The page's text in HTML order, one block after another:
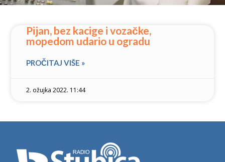
Pijan, bez kacige i vozačke,
mopedom udario u ogradu
PROČITAJ VIŠE »
2. ožujka 2022. 11:44